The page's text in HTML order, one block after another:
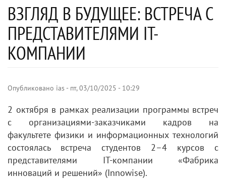
ВЗГЛЯД В БУДУЩЕЕ: ВСТРЕЧА С
ПРЕДСТАВИТЕЛЯМИ IT-
КОМПАНИИ
Опубликовано ias - пт, 03/10/2025 - 10:29
2 октября в рамках реализации программы встреч
с организациями-заказчиками кадров на
факультете физики и информационных технологий
состоялась встреча студентов 2–4 курсов с
представителями IT-компании «Фабрика
инноваций и решений» (Innowise).